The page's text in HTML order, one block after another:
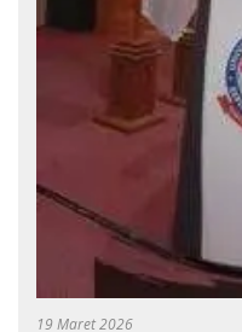
19 Maret 2026